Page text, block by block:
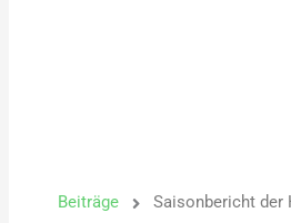
Beiträge Saisonbericht der